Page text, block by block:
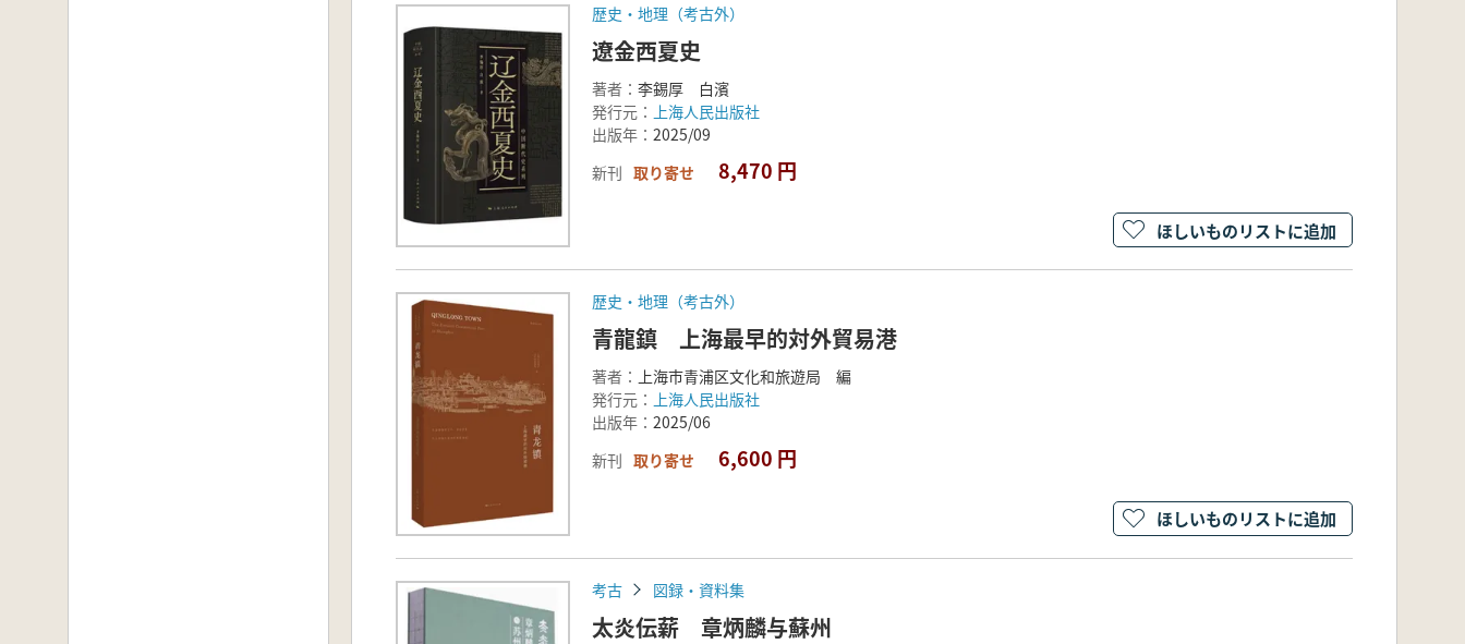
歴史・地理（考古外）
遼金西夏史
著者： 李錫厚 白濱
発行元： 上海人民出版社
出版年： 2025/09
新刊 取り寄せ 8,470 円
ほしいものリストに追加
歴史・地理（考古外）
青龍鎮 上海最早的対外貿易港
著者： 上海市青浦区文化和旅遊局 編
発行元： 上海人民出版社
出版年： 2025/06
新刊 取り寄せ 6,600 円
ほしいものリストに追加
考古 図録・資料集
太炎伝薪 章炳麟与蘇州